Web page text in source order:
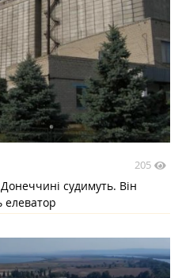
205
судимуть. Він
елеватор